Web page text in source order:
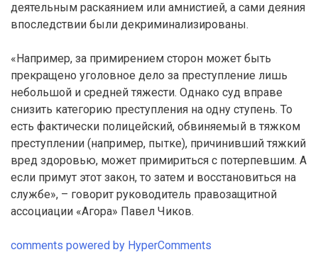
деятельным раскаянием или амнистией, а сами деяния
впоследствии были декриминализированы.
«Например, за примирением сторон может быть
прекращено уголовное дело за преступление лишь
небольшой и средней тяжести. Однако суд вправе
снизить категорию преступления на одну ступень. То
есть фактически полицейский, обвиняемый в тяжком
преступлении (например, пытке), причинивший тяжкий
вред здоровью, может примириться с потерпевшим. А
если примут этот закон, то затем и восстановиться на
службе», – говорит руководитель правозащитной
ассоциации «Агора» Павел Чиков.
comments powered by HyperComments